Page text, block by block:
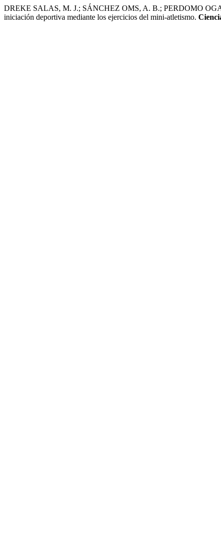
DREKE SALAS, M. J.; SÁNCHEZ OMS, A. B.; PERDOMO
iniciación deportiva mediante los ejercicios del mini-atletismo.